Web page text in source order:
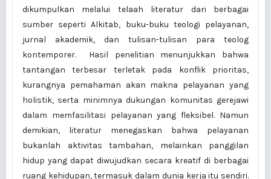
dikumpulkan melalui telaah literatur dari berbagai
sumber seperti Alkitab, buku-buku teologi pelayanan,
jurnal akademik, dan tulisan-tulisan para teolog
kontemporer. Hasil penelitian menunjukkan bahwa
tantangan terbesar terletak pada konflik prioritas,
kurangnya pemahaman akan makna pelayanan yang
holistik, serta minimnya dukungan komunitas gerejawi
dalam memfasilitasi pelayanan yang fleksibel. Namun
demikian, literatur menegaskan bahwa pelayanan
bukanlah aktivitas tambahan, melainkan panggilan
hidup yang dapat diwujudkan secara kreatif di berbagai
ruang kehidupan, termasuk dalam dunia kerja itu sendiri.